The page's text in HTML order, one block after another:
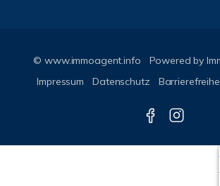
© www.immoagent.info Powered by
Impressum
Datenschutz